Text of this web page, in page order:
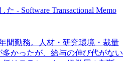
- Software Transactional Memo
間勤務。人材・研究環境・裁量
かったが、給与の伸び代がない